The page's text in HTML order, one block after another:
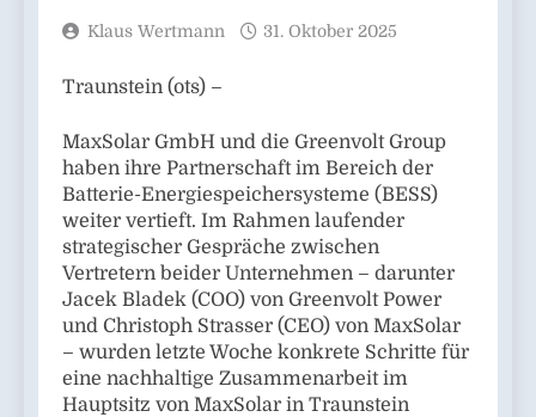
Klaus Wertmann 31. Oktober 2025
Traunstein (ots) –
MaxSolar GmbH und die Greenvolt Group
haben ihre Partnerschaft im Bereich der
Batterie-Energiespeichersysteme (BESS)
weiter vertieft. Im Rahmen laufender
strategischer Gespräche zwischen
Vertretern beider Unternehmen – darunter
Jacek Bladek (COO) von Greenvolt Power
und Christoph Strasser (CEO) von MaxSolar
– wurden letzte Woche konkrete Schritte für
eine nachhaltige Zusammenarbeit im
Hauptsitz von MaxSolar in Traunstein